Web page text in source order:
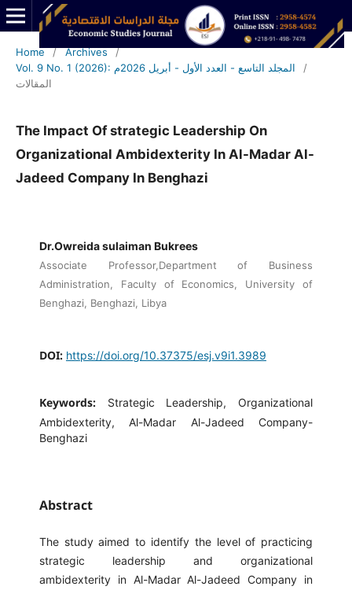
Home / Archives
/
Vol. 9 No. 1 (2026): المجلد التاسع - العدد الأول - أبريل 2026م
/
المقالات
The Impact Of strategic Leadership On
Organizational Ambidexterity In Al-Madar Al-
Jadeed Company In Benghazi
Dr.Owreida sulaiman Bukrees
Associate Professor,Department of Business
Administration, Faculty of Economics, University of
Benghazi, Benghazi, Libya
DOI: https://doi.org/10.37375/esj.v9i1.3989
Keywords:
Strategic Leadership, Organizational
Ambidexterity, Al-Madar Al-Jadeed Company-
Benghazi
Abstract
The study aimed to identify the level of practicing
strategic leadership and organizational
ambidexterity in Al-Madar Al-Jadeed Company in